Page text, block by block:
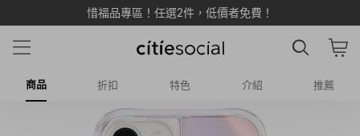
LINE 加入新好友享 $500 雙重購物金 💰
商品 折扣 特色 介紹 推薦